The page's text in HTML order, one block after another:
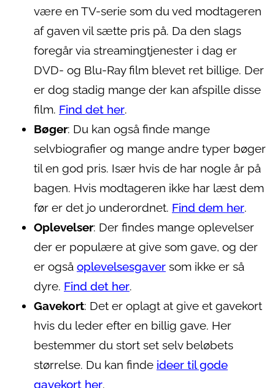
være en TV-serie som du ved modtageren
af gaven vil sætte pris på. Da den slags
foregår via streamingtjenester i dag er
DVD- og Blu-Ray film blevet ret billige. Der
er dog stadig mange der kan afspille disse
film. Find det her.
Bøger: Du kan også finde mange
selvbiografier og mange andre typer bøger
til en god pris. Især hvis de har nogle år på
bagen. Hvis modtageren ikke har læst dem
før er det jo underordnet. Find dem her.
Oplevelser: Der findes mange oplevelser
der er populære at give som gave, og der
er også oplevelsesgaver som ikke er så
dyre. Find det her.
Gavekort: Det er oplagt at give et gavekort
hvis du leder efter en billig gave. Her
bestemmer du stort set selv beløbets
størrelse. Du kan finde ideer til gode
gavekort her.